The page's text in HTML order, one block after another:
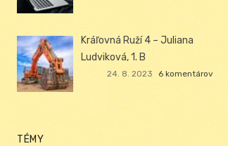
Kráľovná Ruží 4 – Juliana
Ludviková, 1. B
24. 8. 2023 6 komentárov
TÉMY